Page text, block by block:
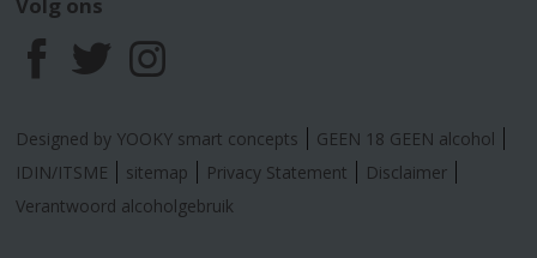
Volg ons
F
a
c
T
w
i
I
n
s
Designed by YOOKY smart concepts
GEEN 18 GEEN alcohol
IDIN/ITSME
sitemap Privacy Statement
Disclaimer
Verantwoord alcoholgebruik